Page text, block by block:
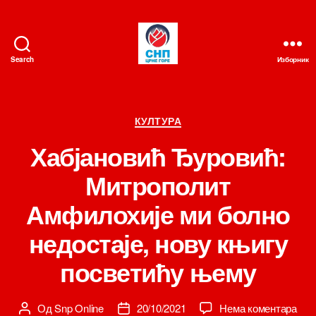
Search Изборник
Категорије
КУЛТУРА
Хабјановић Ђуровић:
Митрополит
Амфилохије ми болно
недостаје, нову књигу
посветићу њему
Аутор
ОдSnp Online
Датум20/10/2021 Нема коментарана